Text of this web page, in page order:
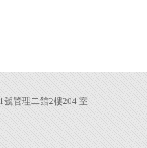
號管理二館2樓204 室